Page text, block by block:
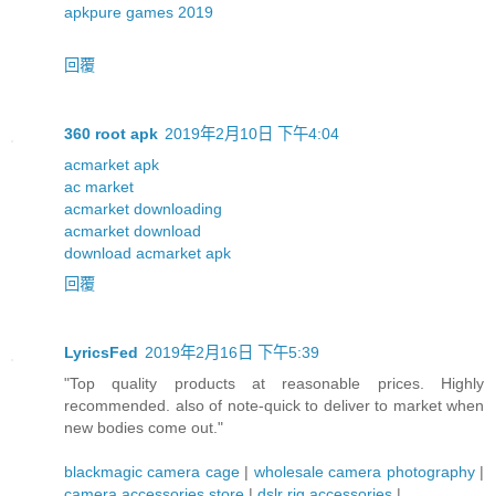
apkpure games 2019
回覆
360 root apk 2019年2月10日 下午4:04
acmarket apk
ac market
acmarket downloading
acmarket download
download acmarket apk
回覆
LyricsFed 2019年2月16日 下午5:39
"Top quality products at reasonable prices. Highly
recommended. also of note-quick to deliver to market when
new bodies come out."
blackmagic camera cage| wholesale camera photography|